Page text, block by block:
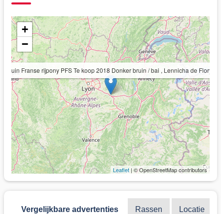
Ruin Franse rijpony PFS Te koop 2018 Donker bruin / bai , Lennicha de Florys
+
−
Leaflet | © OpenStreetMap contributors
Vergelijkbare advertenties Rassen Locatie